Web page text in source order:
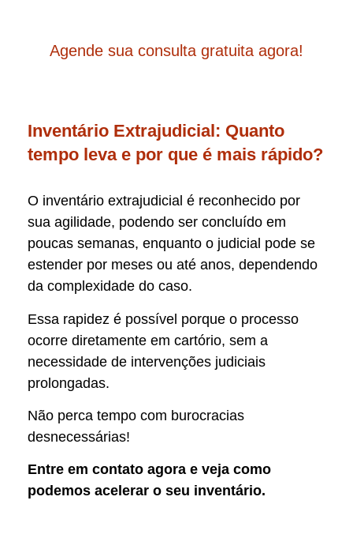
Agende sua consulta gratuita agora!
Inventário Extrajudicial: Quanto
tempo leva e por que é mais rápido?
O inventário extrajudicial é reconhecido por
sua agilidade, podendo ser concluído em
poucas semanas, enquanto o judicial pode se
estender por meses ou até anos, dependendo
da complexidade do caso.
Essa rapidez é possível porque o processo
ocorre diretamente em cartório, sem a
necessidade de intervenções judiciais
prolongadas.
Não perca tempo com burocracias
desnecessárias!
Entre em contato agora e veja como
podemos acelerar o seu inventário.